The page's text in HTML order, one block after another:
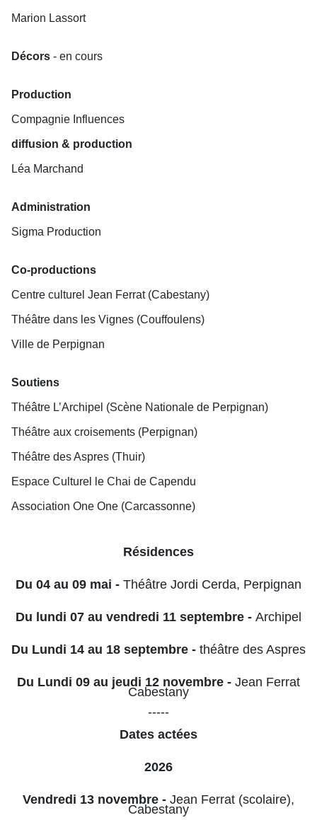
Marion Lassort
Décors - en cours
Production
Compagnie Influences
diffusion & production
Léa Marchand
Administration
Sigma Production
Co-productions
Centre culturel Jean Ferrat (Cabestany)
Théâtre dans les Vignes (Couffoulens)
Ville de Perpignan
Soutiens
Théâtre L’Archipel (Scène Nationale de Perpignan)
Théâtre aux croisements (Perpignan)
Théâtre des Aspres (Thuir)
Espace Culturel le Chai de Capendu
Association One One (Carcassonne)
Résidences
Du 04 au 09 mai - Théâtre Jordi Cerda, Perpignan
Du lundi 07 au vendredi 11 septembre - Archipel
Du Lundi 14 au 18 septembre - théâtre des Aspres
Du Lundi 09 au jeudi 12 novembre - Jean Ferrat
Cabestany
-----
Dates actées
2026
Vendredi 13 novembre - Jean Ferrat (scolaire),
Cabestany